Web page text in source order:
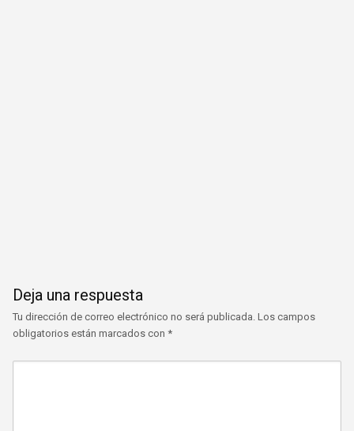
Deja una respuesta
Tu dirección de correo electrónico no será publicada. Los campos
obligatorios están marcados con *